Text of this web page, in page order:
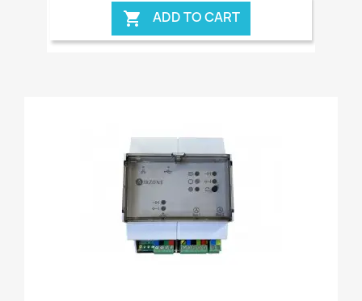
 ADD TO CART